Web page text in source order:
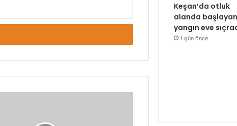
Keşan’da otluk
alanda başlayan
yangın eve
1 gün önce